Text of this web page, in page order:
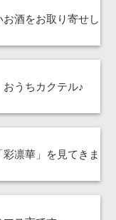
酒をお取り寄せし
うちカクテル♪
凛華」を見てきま